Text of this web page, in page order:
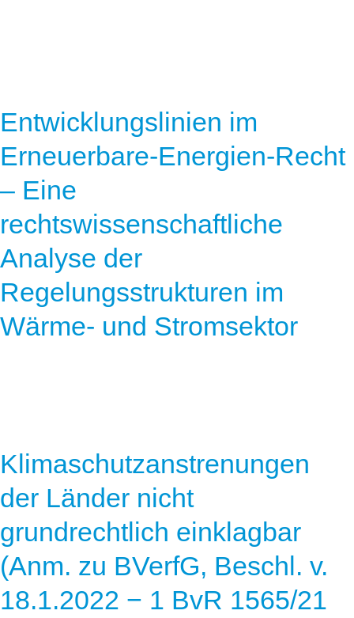
Entwicklungslinien im
Erneuerbare-Energien-Recht
– Eine
rechtswissenschaftliche
Analyse der
Regelungsstrukturen im
Wärme- und Stromsektor
Klimaschutzanstrenungen
der Länder nicht
grundrechtlich einklagbar
(Anm. zu BVerfG, Beschl. v.
18.1.2022 − 1 BvR 1565/21